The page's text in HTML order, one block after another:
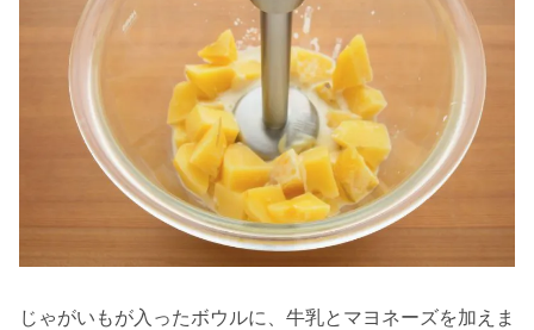
じゃがいもが入ったボウルに、牛乳とマヨネーズを加えま